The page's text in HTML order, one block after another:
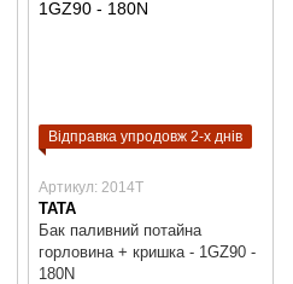
Відправка упродовж 2-х днів
Артикул: 2014T
TATA
Бак паливний потайна
горловина + кришка - 1GZ90 -
180N